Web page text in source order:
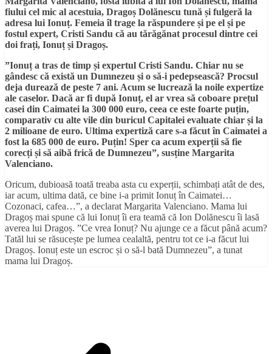
fiului cel mic al acestuia, Dragoș Dolănescu tună și fulgeră la
adresa lui Ionuț. Femeia îl trage la răspundere și pe el și pe
fostul expert, Cristi Sandu că au tărăgănat procesul dintre cei
doi frați, Ionuț și Dragoș.
”Ionuț a tras de timp și expertul Cristi Sandu. Chiar nu se
gândesc că există un Dumnezeu și o să-i pedepsească? Procsul
deja durează de peste 7 ani. Acum se lucrează la noile expertize
ale caselor. Dacă ar fi după Ionuț, el ar vrea să coboare prețul
casei din Caimatei la 300 000 euro, ceea ce este foarte puțin,
comparativ cu alte vile din buricul Capitalei evaluate chiar și la
2 milioane de euro. Ultima expertiză care s-a făcut în Caimatei a
fost la 685 000 de euro. Puțin! Sper ca acum experții să fie
corecți și să aibă frică de Dumnezeu”, susține Margarita
Valenciano.
Oricum, dubioasă toată treaba asta cu experții, schimbați atât de des,
iar acum, ultima dată, ce bine i-a primit Ionuț în Caimatei…
Cozonaci, cafea…”, a declarat Margarita Valenciano. Mama lui
Dragoș mai spune că lui Ionuț îi era teamă că Ion Dolănescu îi lasă
averea lui Dragoș. ”Ce vrea Ionuț? Nu ajunge ce a făcut până acum?
Tatăl lui se răsucește pe lumea cealaltă, pentru tot ce i-a făcut lui
Dragoș. Ionuț este un escroc și o să-l bată Dumnezeu”, a tunat
mama lui Dragoș.